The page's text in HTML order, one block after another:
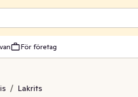
För företag
/ Lakrits